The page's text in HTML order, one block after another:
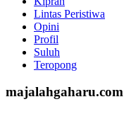
Lintas Peristiwa
Opini
Profil
Suluh
Teropong
majalahgaharu.com